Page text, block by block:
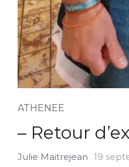
ATHENEE
– Retour
Julie Maitrejean 19